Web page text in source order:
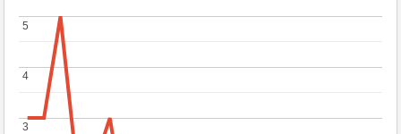
3
3
4
4
5
5